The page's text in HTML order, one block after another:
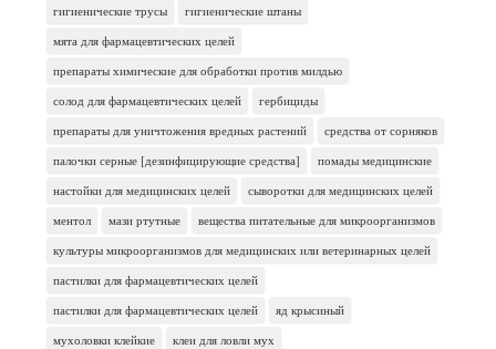
гигиенические трусы
гигиенические штаны
мята для фармацевтических целей
препараты химические для обработки против милдью
солод для фармацевтических целей
гербициды
препараты для уничтожения вредных растений
средства от сорняков
палочки серные [дезинфицирующие средства]
помады медицинские
настойки для медицинских целей
сыворотки для медицинских целей
ментол
мази ртутные
вещества питательные для микроорганизмов
культуры микроорганизмов для медицинских или ветеринарных целей
пастилки для фармацевтических целей
пастилки для фармацевтических целей
яд крысиный
мухоловки клейкие
клеи для ловли мух